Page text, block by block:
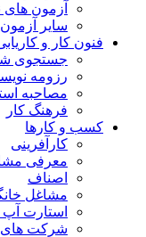
آزمون
سایر آزمون
فنون کار و
جستجوی
رزومه
مصاحبه
فرهنگ کار
کسب و کارها
کارآفرینی
معرفی
اصناف
مشاغل
استارت آپ
شرکت های